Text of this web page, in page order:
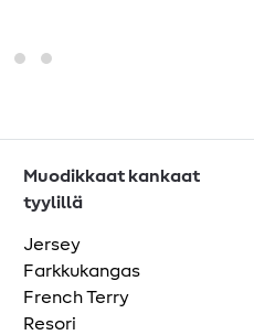
Muodikkaat kankaat
tyylillä
Jersey
Farkkukangas
French Terry
Resori